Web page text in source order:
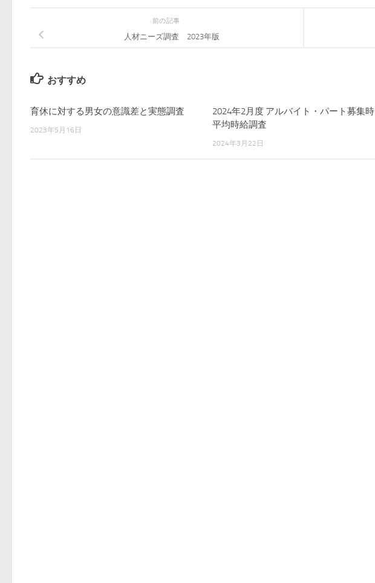
前の記事
人材ニーズ調査 2023年版
おすすめ
育休に対する男女の意識差と実態調査
2023年5月16日
2024年2月度 アルバイト・パート募集時
平均時給調査
2024年3月22日